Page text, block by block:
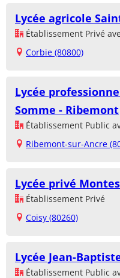
Lycée agricole
Établissement Privé
Corbie (80800)
Lycée
Somme - Ribemont
Établissement Public
Ribemont-sur-Ancre
Lycée privé
Établissement Privé
Coisy (80260)
Lycée Jean-
Établissement Public